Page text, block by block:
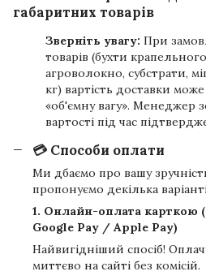
габаритних товарів
Зверніть увагу: При
товарів (бухти
агроволокно, субстрати,
кг) вартість доставки
«об'ємну вагу». Менеджер
вартості під час
💳 Способи оплати
Ми дбаємо про вашу
пропонуємо декілька
1. Онлайн-оплата
Google Pay / Apple Pay)
Найвигідніший спосіб!
миттєво на сайті без комісій.